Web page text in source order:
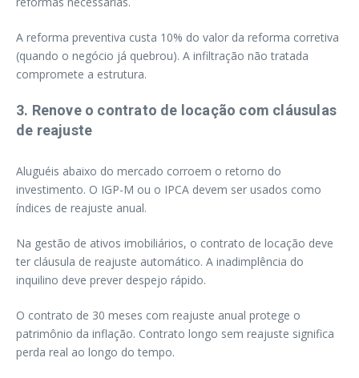
A reforma preventiva custa 10% do valor da reforma corretiva
(quando o negócio já quebrou). A infiltração não tratada
compromete a estrutura.
3. Renove o contrato de locação com cláusulas
de reajuste
Aluguéis abaixo do mercado corroem o retorno do
investimento. O IGP-M ou o IPCA devem ser usados como
índices de reajuste anual.
Na gestão de ativos imobiliários, o contrato de locação deve
ter cláusula de reajuste automático. A inadimplência do
inquilino deve prever despejo rápido.
O contrato de 30 meses com reajuste anual protege o
patrimônio da inflação. Contrato longo sem reajuste significa
perda real ao longo do tempo.